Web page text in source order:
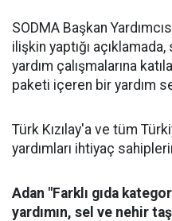
SODMA Başkan
ilişkin yaptığı
yardım çalışmalarına
paketi içeren bir yardım
Türk Kızılay'a ve tüm
yardımları ihtiyaç
Adan "Farklı gıda
yardımın, sel ve nehir